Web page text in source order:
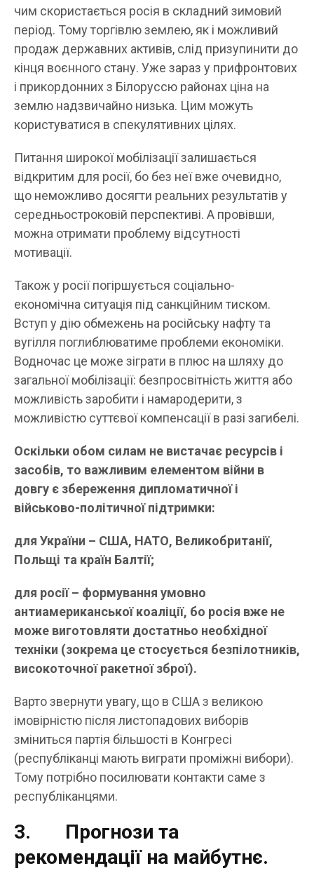
чим скористається росія в складний зимовий
період. Тому торгівлю землею, як і можливий
продаж державних активів, слід призупинити до
кінця воєнного стану. Уже зараз у прифронтових
і прикордонних з Білоруссю районах ціна на
землю надзвичайно низька. Цим можуть
користуватися в спекулятивних цілях.
Питання широкої мобілізації залишається
відкритим для росії, бо без неї вже очевидно,
що неможливо досягти реальних результатів у
середньостроковій перспективі. А провівши,
можна отримати проблему відсутності
мотивації.
Також у росії погіршується соціально-
економічна ситуація під санкційним тиском.
Вступ у дію обмежень на російську нафту та
вугілля поглиблюватиме проблеми економіки.
Водночас це може зіграти в плюс на шляху до
загальної мобілізації: безпросвітність життя або
можливість заробити і намародерити, з
можливістю суттєвої компенсації в разі загибелі.
Оскільки обом силам не вистачає ресурсів і
засобів, то важливим елементом війни в
довгу є збереження дипломатичної і
військово-політичної підтримки:
для України – США, НАТО, Великобританії,
Польщі та країн Балтії;
для росії – формування умовно
антиамериканської коаліції, бо росія вже не
може виготовляти достатньо необхідної
техніки (зокрема це стосується безпілотників,
високоточної ракетної зброї).
Варто звернути увагу, що в США з великою
імовірністю після листопадових виборів
зміниться партія більшості в Конгресі
(республіканці мають виграти проміжні вибори).
Тому потрібно посилювати контакти саме з
республіканцями.
3. Прогнози та
рекомендації на майбутнє.